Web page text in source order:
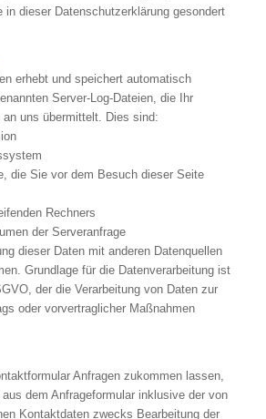
in dieser Datenschutzerklärung gesondert
erhebt und speichert automatisch
Server-Log-Dateien, die Ihr
uns übermittelt. Dies sind:
die Sie vor dem Besuch dieser Seite
Rechners
der Serveranfrage
dieser Daten mit anderen Datenquellen
Grundlage für die Datenverarbeitung ist
der die Verarbeitung von Daten zur
oder vorvertraglicher Maßnahmen
Anfragen zukommen lassen,
dem Anfrageformular inklusive der von
Kontaktdaten zwecks Bearbeitung der